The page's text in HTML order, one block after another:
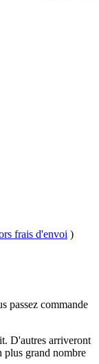
frais d'envoi )
passez commande
D'autres arriveront
plus grand nombre